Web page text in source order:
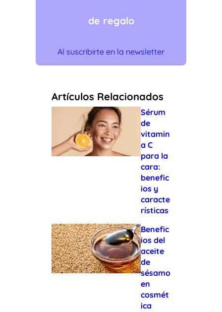
de regalo
Al suscribirte en la newsletter
Artículos Relacionados
Sérum
de
vitamin
a C
para la
cara:
benefic
ios y
caracte
rísticas
Benefic
ios del
aceite
de
sésamo
en
cosmét
ica